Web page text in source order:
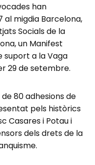
han
al migdia Barcelona,
Socials de la
un Manifest
suport a la Vaga
29 de setembre.
80 adhesions de
pels històrics
Casares i Potau i
dels drets de la